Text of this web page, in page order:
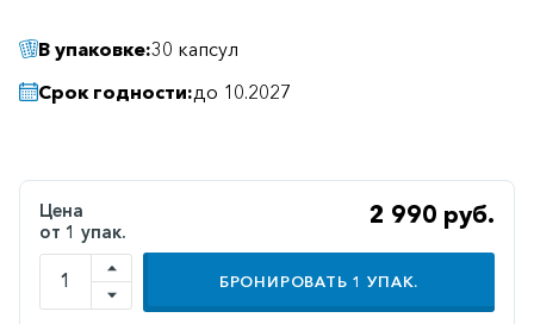
Диабетические
Желудочно-
кишечные
Иммунодепрессанты
В упаковке:30 капсул
Срок годности:до 10.2027
Цена
от 1 упак.
2 990 руб.
БРОНИРОВАТЬ 1 УПАК.